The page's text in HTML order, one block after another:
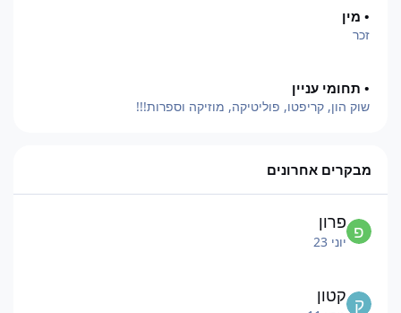
• מין
זכר
• תחומי עניין
שוק הון, קריפטו, פוליטיקה, מוזיקה וספרות!!!
מבקרים אחרונים
פרון
יוני 23
קטון